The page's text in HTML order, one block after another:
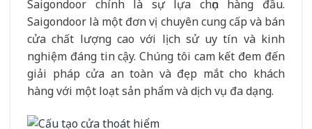
Saigondoor chính là sự lựa chọn hàng đầu.
Saigondoor là một đơn vị chuyên cung cấp và bán
cửa chất lượng cao với lịch sử uy tín và kinh
nghiệm đáng tin cậy. Chúng tôi cam kết đem đến
giải pháp cửa an toàn và đẹp mắt cho khách
hàng với một loạt sản phẩm và dịch vụ đa dạng.